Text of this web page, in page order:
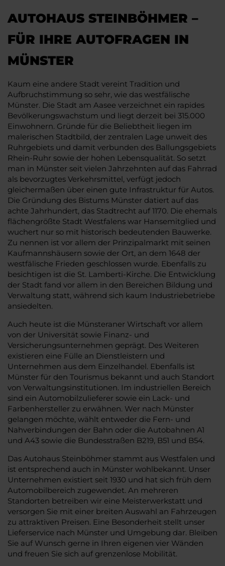
AUTOHAUS STEINBÖHMER –
FÜR IHRE AUTOFRAGEN IN
MÜNSTER
Kaum eine andere Stadt vereint Tradition und
Aufbruchstimmung so sehr, wie das westfälische
Münster. Die Stadt am Aasee verzeichnet ein rapides
Bevölkerungswachstum und liegt derzeit bei 315.000
Einwohnern. Gründe für die Beliebtheit liegen im
malerischen Stadtbild, der zentralen Lage unweit des
Ruhrgebiets und damit verbunden des Ballungsgebiets
Rhein-Ruhr sowie der hohen Lebensqualität. So setzt
man in Münster seit vielen Jahrzehnten auf das Fahrrad
als bevorzugtes Verkehrsmittel, verfügt jedoch
gleichermaßen über einen gute Infrastruktur für Autos.
Die Gründung des Bistums Münster datiert auf das
achte Jahrhundert, das Stadtrecht auf 1170. Die ehemals
flächengrößte Stadt Westfalens war Hansemitglied und
wuchert nur so mit historisch bedeutenden Bauwerke.
Zu nennen ist vor allem der Prinzipalmarkt mit seinen
Kaufmannshäusern sowie der Ort, an dem 1648 der
westfälische Frieden geschlossen wurde. Ebenfalls zu
besichtigen ist die St. Lamberti-Kirche. Die Entwicklung
der Stadt fand vor allem in den Bereichen Bildung und
Verwaltung statt, während sich kaum Industriebetriebe
ansiedelten.
Auch heute ist die Münsteraner Wirtschaft vor allem
von der Universität sowie Finanz- und
Versicherungsunternehmen geprägt. Des Weiteren
existieren eine Fülle an Dienstleistern und
Unternehmen aus dem Einzelhandel. Ebenfalls ist
Münster für den Tourismus bekannt und auch Standort
von Verwaltungsinstitutionen. Im industriellen Bereich
sind ein Automobilzulieferer sowie ein Lack- und
Farbenhersteller zu erwähnen. Wer nach Münster
gelangen möchte, wählt entweder die Fern- und
Nahverbindungen der Bahn oder die Autobahnen A1
und A43 sowie die Bundesstraßen B219, B51 und B54.
Das Autohaus Steinböhmer stammt aus Westfalen und
ist entsprechend auch in Münster wohlbekannt. Unser
Unternehmen existiert seit 1930 und hat sich früh dem
Automobilbereich zugewendet. An mehreren
Standorten betreiben wir eine Meisterwerkstatt und
versorgen Sie mit einer breiten Auswahl an Fahrzeugen
zu attraktiven Preisen. Eine Besonderheit stellt unser
Lieferservice nach Münster und Umgebung dar. Bleiben
Sie auf Wunsch gerne in Ihren eigenen vier Wänden
und freuen Sie sich auf grenzenlose Mobilität.